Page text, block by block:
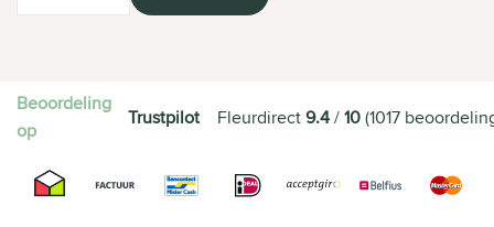
Beoordeling
op
Trustpilot Fleurdirect9.4/10(1017